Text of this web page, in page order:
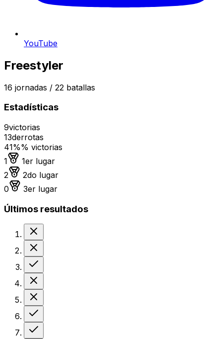
YouTube
Freestyler
16 jornadas / 22 batallas
Estadísticas
9victorias
13derrotas
41%% victorias
1
Medalla de oro
1er lugar
2
Medalla de plata
2do lugar
0
Medalla de bronce
3er lugar
Últimos resultados